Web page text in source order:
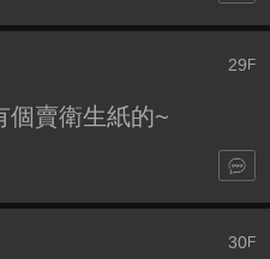
29F
個賣衛生紙的~
30F